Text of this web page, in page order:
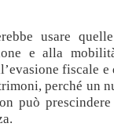
usare
e alla
fiscale e
perché un
può